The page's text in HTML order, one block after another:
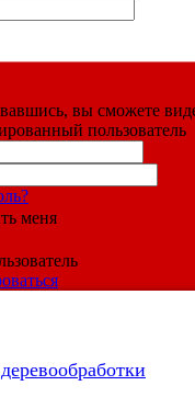
вы сможете
пользователь
меня